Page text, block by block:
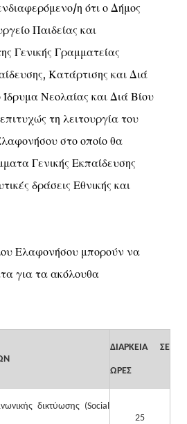
η ότι ο Δήμος
Παιδείας και
Γενικής Γραμματείας
Κατάρτισης και Διά
Νεολαίας και Διά Βίου
τη λειτουργία του
στο οποίο θα
Γενικής Εκπαίδευσης
δράσεις Εθνικής και
Ελαφονήσου μπορούν να
για τα ακόλουθα
ΔΙΑΡΚΕΙΑ ΣΕ
ΩΡΕΣ
δικτύωσης (Social
25